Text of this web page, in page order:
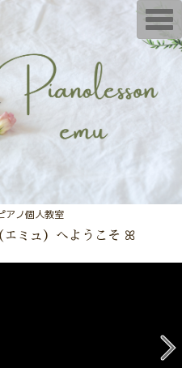
アノ個人教室
ミュ）へようこそ ꕤ
T
o
g
g